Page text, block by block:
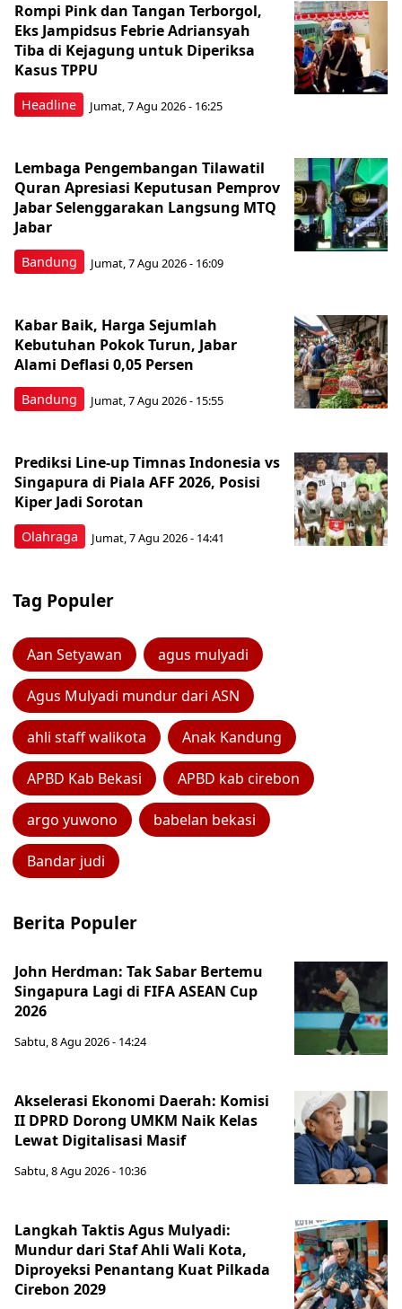
Headline
Rompi Pink dan Tangan Terborgol,
Eks Jampidsus Febrie Adriansyah
Tiba di Kejagung untuk Diperiksa
Kasus TPPU
Jumat, 7 Agu 2026 - 16:25
Bandung
Lembaga Pengembangan Tilawatil
Quran Apresiasi Keputusan Pemprov
Jabar Selenggarakan Langsung MTQ
Jabar
Jumat, 7 Agu 2026 - 16:09
Bandung
Kabar Baik, Harga Sejumlah
Kebutuhan Pokok Turun, Jabar
Alami Deflasi 0,05 Persen
Jumat, 7 Agu 2026 - 15:55
Olahraga
Prediksi Line-up Timnas Indonesia vs
Singapura di Piala AFF 2026, Posisi
Kiper Jadi Sorotan
Jumat, 7 Agu 2026 - 14:41
Tag Populer
Aan Setyawan agus mulyadi
Agus Mulyadi mundur dari ASN
ahli staff walikota Anak Kandung
APBD Kab Bekasi APBD kab cirebon
argo yuwono babelan bekasi
Bandar judi
Berita Populer
John Herdman: Tak Sabar Bertemu
Singapura Lagi di FIFA ASEAN Cup
2026
Sabtu, 8 Agu 2026 - 14:24
Akselerasi Ekonomi Daerah: Komisi
II DPRD Dorong UMKM Naik Kelas
Lewat Digitalisasi Masif
Sabtu, 8 Agu 2026 - 10:36
Langkah Taktis Agus Mulyadi:
Mundur dari Staf Ahli Wali Kota,
Diproyeksi Penantang Kuat Pilkada
Cirebon 2029